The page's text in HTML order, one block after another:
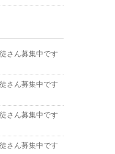
さん募集中です
さん募集中です
さん募集中です
さん募集中です